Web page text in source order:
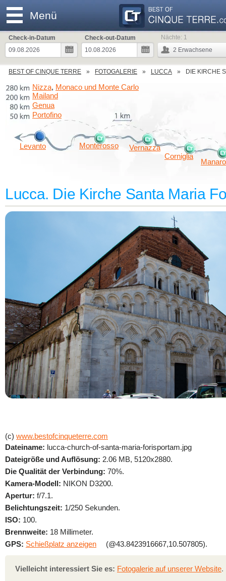
Menü
Check-in-Datum
Check-out-Datum
2 Erwachsene
Nächte: 1
BEST OF CINQUE TERRE FOTOGALERIE LUCCA DIE KIRCHE
Levanto Monterosso
Vernazza
Corniglia
Genua
Mailand
Nizza, Monaco und Monte Carlo
Portofino
Lucca. Die Kirche Santa Maria
(c) www.bestofcinqueterre.com
Dateiname: lucca-church-of-santa-maria-forisportam.jpg
Dateigröße und Auflösung: 2.06 MB, 5120x2880.
Die Qualität der Verbindung: 70%.
Kamera-Modell: NIKON D3200.
Apertur: f/7.1.
Belichtungszeit: 1/250 Sekunden.
ISO: 100.
Brennweite: 18 Millimeter.
GPS: Schießplatz anzeigen (@43.8423916667,10.507805).
Vielleicht interessiert Sie es: Fotogalerie auf unserer Website.